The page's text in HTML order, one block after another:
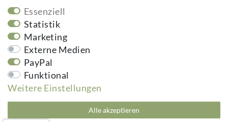
Hiermit bestätige ich, dass ich die
Meine Einwilligung kann ich jederzeit widerrufen.**
Essenziell
Statistik
Marketing
Externe Medien
PayPal
Funktional
Weitere Einstellungen
Alle akzeptieren
kuheiga.com - Ihr Online Shop für Gartenzubehör & Wohnaccessoires | Alle
Preise inkl. ges. MwSt. zzgl.Versandkosten